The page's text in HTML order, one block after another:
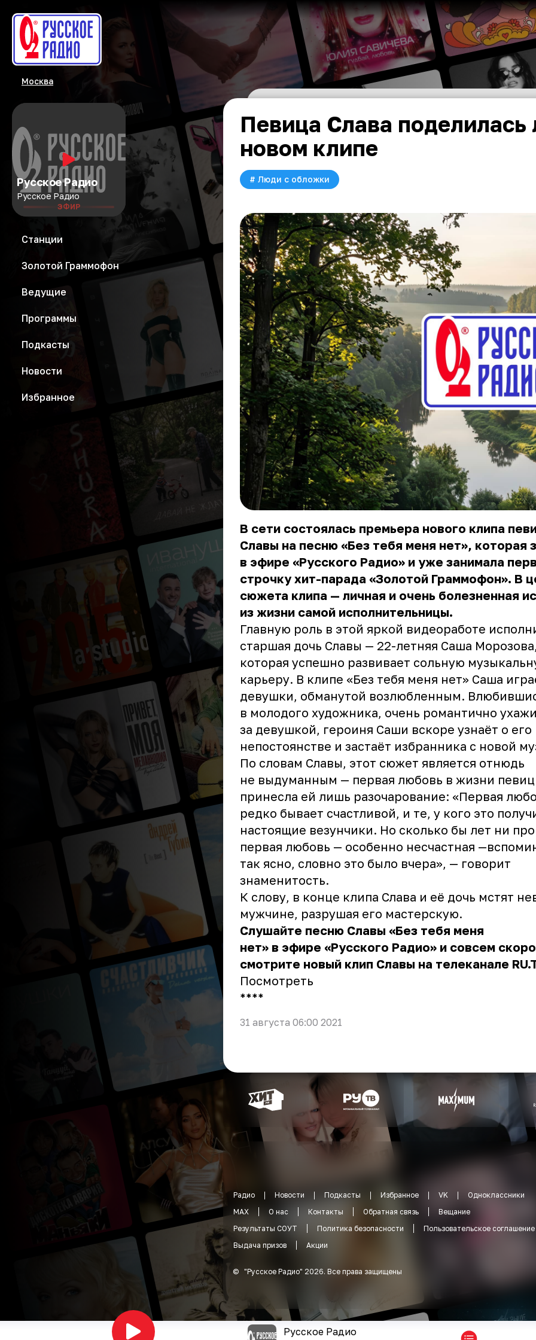
Москва
Русское Радио
Русское Радио
ЭФИР
Станции
Золотой Граммофон
Ведущие
Программы
Подкасты
Новости
Избранное
Певица Слава поделилась
новом клипе
# Люди с обложки
В сети состоялась премьера нового клипа
Славы на песню «Без тебя меня нет», которая
в эфире «Русского Радио» и уже занимала
строчку хит-парада «Золотой Граммофон». В
сюжета клипа — личная и очень болезненная
из жизни самой исполнительницы.
Главную роль в этой яркой видеоработе
старшая дочь Славы — 22-летняя Саша
которая успешно развивает сольную
карьеру. В клипе «Без тебя меня нет» Саша
девушки, обманутой возлюбленным.
в молодого художника, очень романтично
за девушкой, героиня Саши вскоре узнаёт о его
непостоянстве и застаёт избранника с новой
По словам Славы, этот сюжет является отнюдь
не выдуманным — первая любовь в жизни
принесла ей лишь разочарование: «Первая
редко бывает счастливой, и те, у кого это
настоящие везунчики. Но сколько бы лет ни
первая любовь — особенно несчастная
так ясно, словно это было вчера», — говорит
знаменитость.
К слову, в конце клипа Слава и её дочь мстят
мужчине, разрушая его мастерскую.
Слушайте песню Славы «Без тебя меня
нет» в эфире «Русского Радио» и совсем скоро
смотрите новый клип Славы на телеканале
Посмотреть
** **
31 августа 06:00 2021
Радио Новости Подкасты Избранное VK
Одноклассники
MAX
О нас Контакты Обратная связь
Вещание
Результаты СОУТ
Политика безопасности
Пользовательское соглашение
Выдача призов
Акции
© "Русское Радио" 2026. Все права защищены
Русское Радио